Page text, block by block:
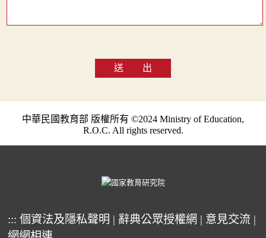
送 出
中華民國教育部 版權所有 ©2024 Ministry of Education,
R.O.C. All rights reserved.
::: 個資法及隱私聲明 | 辭典公眾授權網 | 意見交流 |